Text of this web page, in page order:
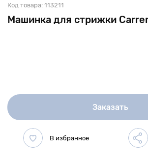
Машинка для стрижки
Код товара: 113211
Заказать